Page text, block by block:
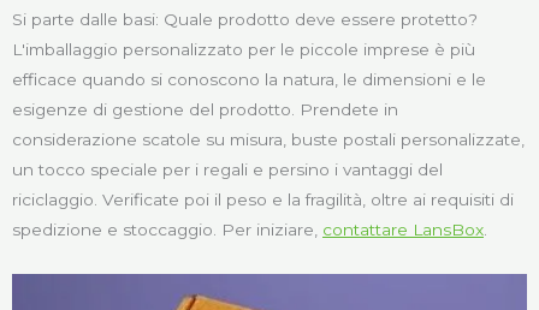
Si parte dalle basi: Quale prodotto deve essere protetto?
L'imballaggio personalizzato per le piccole imprese è più
efficace quando si conoscono la natura, le dimensioni e le
esigenze di gestione del prodotto. Prendete in
considerazione scatole su misura, buste postali personalizzate,
un tocco speciale per i regali e persino i vantaggi del
riciclaggio. Verificate poi il peso e la fragilità, oltre ai requisiti di
spedizione e stoccaggio. Per iniziare, contattare LansBox